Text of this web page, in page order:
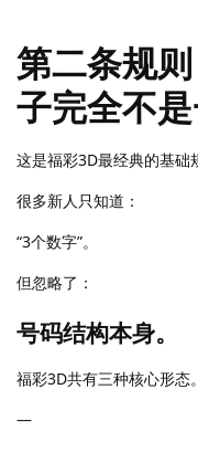
第二条规
子完全不
这是福彩3D最经典的基础
很多新人只知道：
“3个数字”。
但忽略了：
号码结构本身。
福彩3D共有三种核心形态。
—